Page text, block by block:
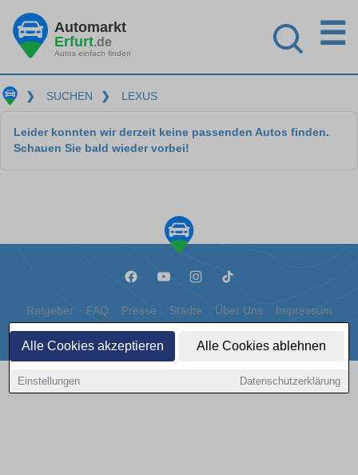
Alle Cookies akzeptieren Alle Cookies ablehnen
Einstellungen Datenschutzerklärung
Automarkt
Erfurt.de
Autos einfach finden
☰
❯ SUCHEN ❯ LEXUS
Leider konnten wir derzeit keine passenden Autos finden.
Schauen Sie bald wieder vorbei!
Ratgeber FAQ Presse Städte Über Uns Impressum
Datenschutz Cookies
Copyright © 2000 - 2026 | 1A Infosysteme GmbH | Content by: 1a-sites-autos